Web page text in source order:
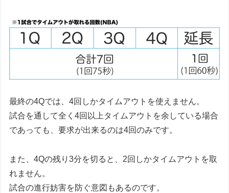
最終の4Qでは、4回しかタイムアウトを使えません。
試合を通して全く4回以上タイムアウトを余している場合
であっても、要求が出来るのは4回のみです。
また、4Qの残り3分を切ると、2回しかタイムアウトを取
れません。
試合の進行妨害を防ぐ意図もあるのです。